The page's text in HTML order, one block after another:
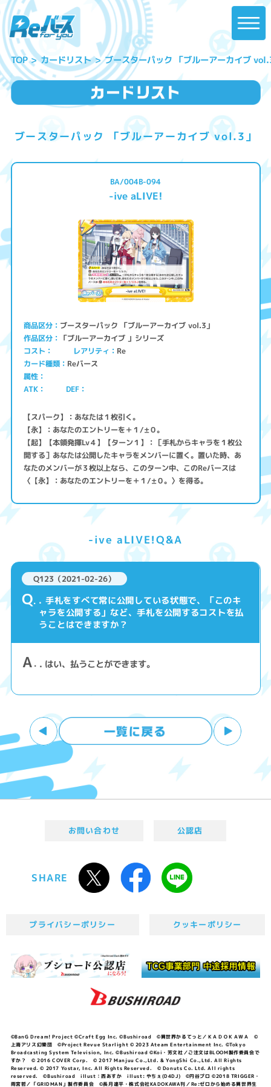
TOP カードリスト ブースターパック 「ブルーアーカイブ
ブースターパック 「ブルーアーカイブ vol.3」
BA/004B-094
-ive aLIVE!
商品区分 ブースターパック 「ブルーアーカイブ vol.3」
作品区分 「ブルーアーカイブ 」シリーズ
コスト レアリティ Re
カード種類 Reバース
属性
ATK
DEF
【スパーク】：あなたは１枚引く。
【永】：あなたのエントリーを＋１/±０。
【起】【本領発揮Lv４】【ターン１】：［手札からキャラを１枚公
開する］あなたは公開したキャラをメンバーに置く。置いた時、あ
なたのメンバーが３枚以上なら、このターン中、このReバースは
〈【永】：あなたのエントリーを＋１/±０。〉を得る。
-ive aLIVE!Q&A
Q123（2021-02-26）
Q . 手札をすべて常に公開している状態で、「このキ
ャラを公開する」など、手札を公開するコストを払
うことはできますか？
A . はい、払うことができます。
お問い合わせ 公認店
SHARE
プライバシーポリシー クッキーポリシー
©BanG Dream! Project ©Craft Egg Inc. ©Bushiroad ©異世界かるてっと／ＫＡＤＯＫＡＷＡ ©
上海アリス幻樂団 ©Project Revue Starlight © 2023 Ateam Entertainment Inc. ©Tokyo
Broadcasting System Television, Inc. ©Bushiroad ©Koi・芳文社／ご注文はBLOOM製作委員会で
すか？ © 2016 COVER Corp. © 2017 Manjuu Co.,Ltd. & YongShi Co.,Ltd. All Rights
Reserved. © 2017 Yostar, Inc. All Rights Reserved. © Donuts Co. Ltd. All rights
reserved. ©Bushiroad illust：西あすか illust: やちぇ(D4DJ) ©円谷プロ ©2018 TRIGGER・
雨宮哲／「GRIDMAN」製作委員会 ©長月達平・株式会社KADOKAWA刊／Re:ゼロから始める異世界生